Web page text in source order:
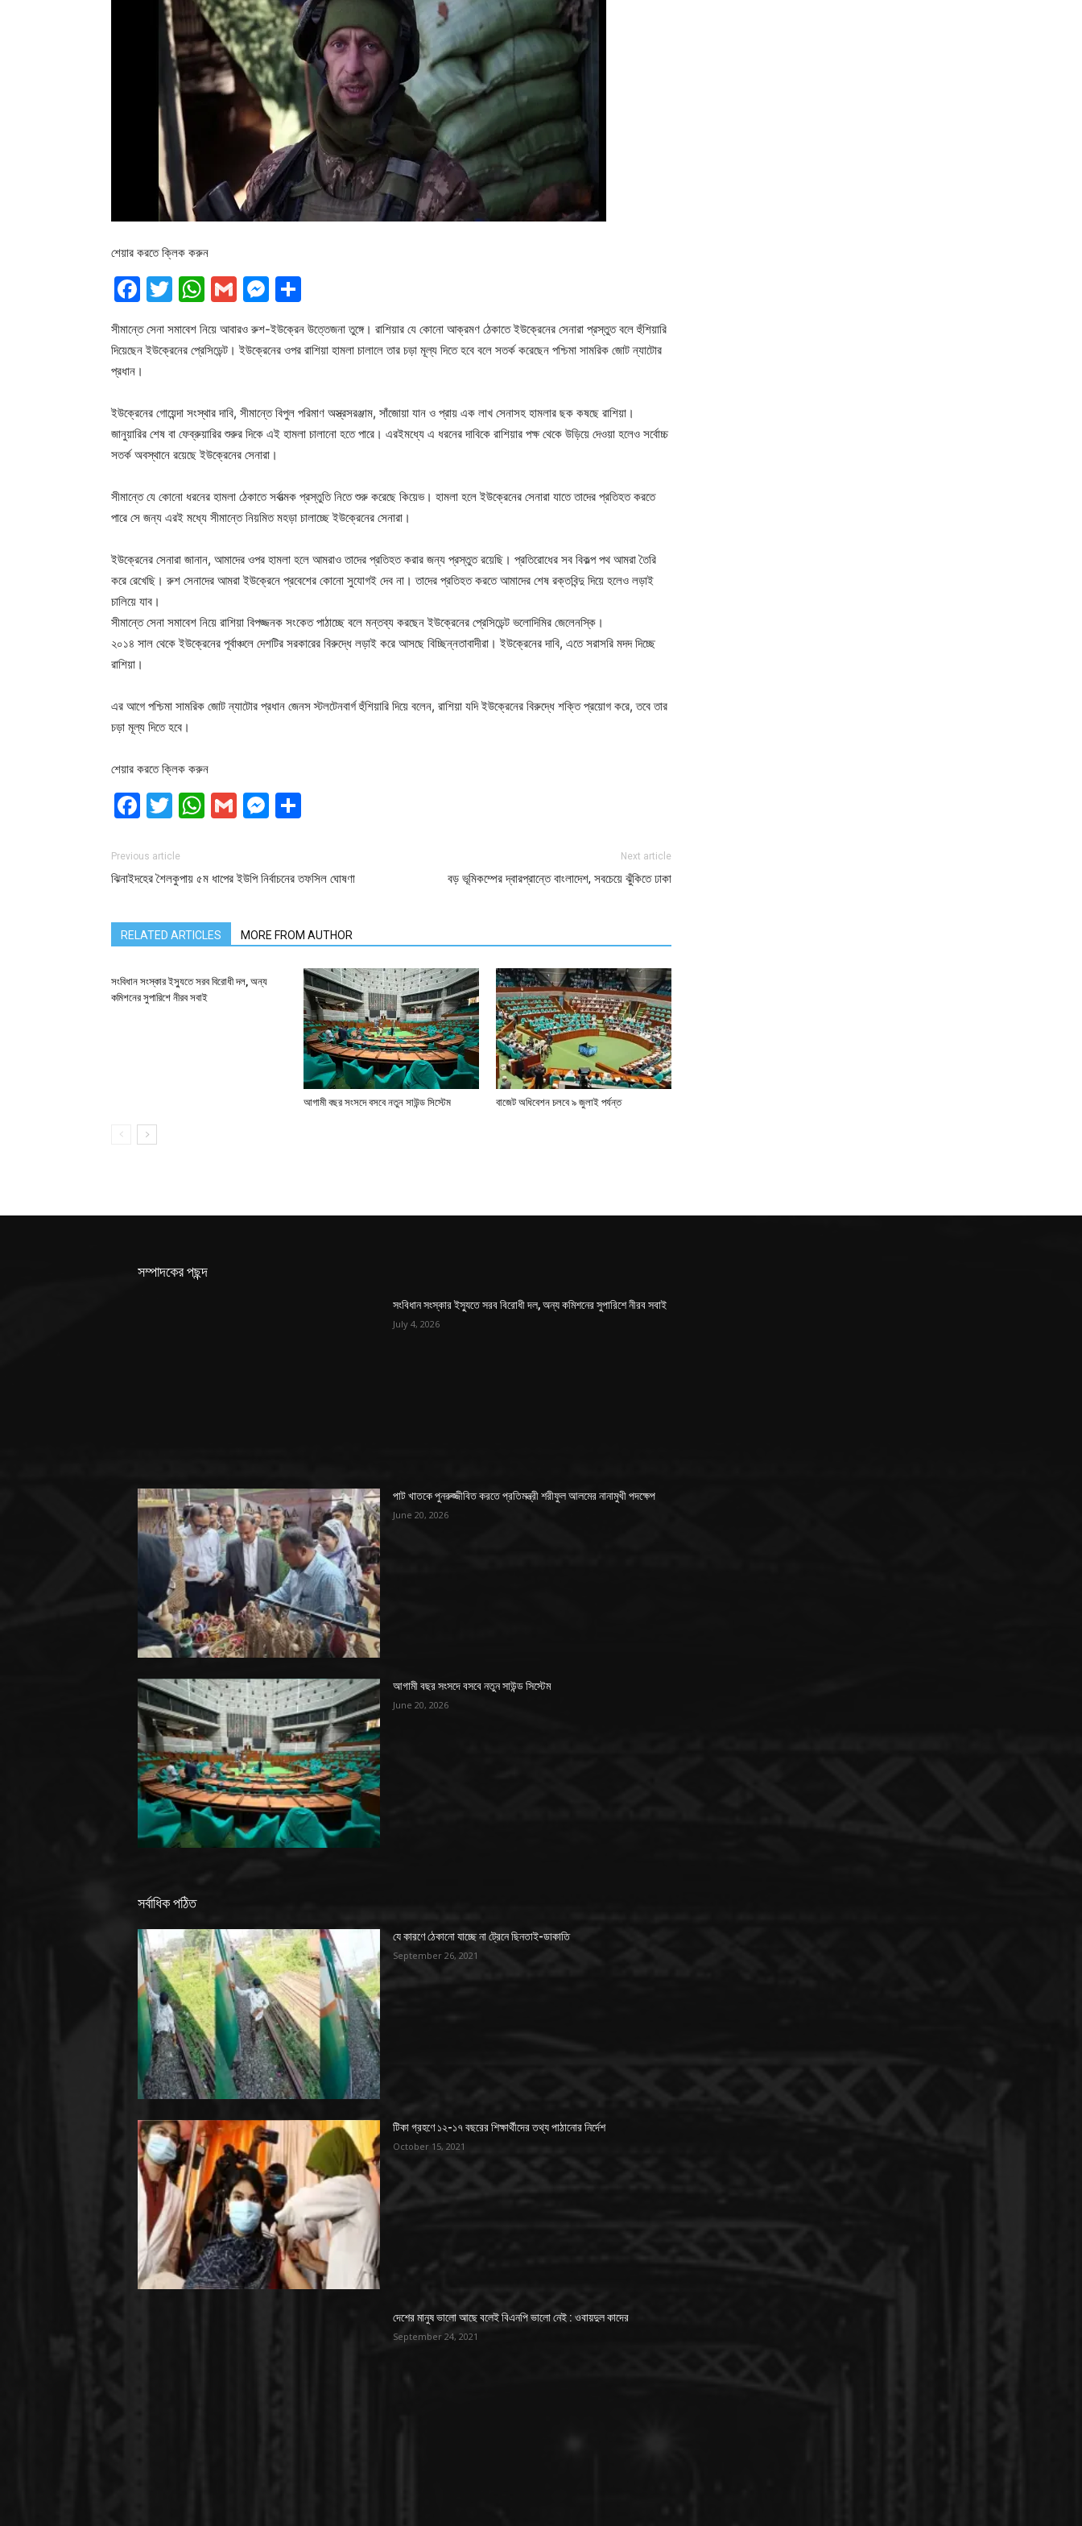
শেয়ার করতে ক্লিক করুন
Facebook
Twitter
WhatsApp
GmailMessenger
সীমান্তে সেনা সমাবেশ নিয়ে আবারও রুশ-ইউক্রেন উত্তেজনা তুঙ্গে। রাশিয়ার যে কোনো আক্রমণ ঠেকাতে ইউক্রেনের সেনারা প্রস্তুত বলে হুঁশিয়ারি
দিয়েছেন ইউক্রেনের প্রেসিডেন্ট। ইউক্রেনের ওপর রাশিয়া হামলা চালালে তার চড়া মূল্য দিতে হবে বলে সতর্ক করেছেন পশ্চিমা সামরিক জোট ন্যাটোর
প্রধান।
ইউক্রেনের গোয়েন্দা সংস্থার দাবি, সীমান্তে বিপুল পরিমাণ অস্ত্রসরঞ্জাম, সাঁজোয়া যান ও প্রায় এক লাখ সেনাসহ হামলার ছক কষছে রাশিয়া।
জানুয়ারির শেষ বা ফেব্রুয়ারির শুরুর দিকে এই হামলা চালানো হতে পারে। এরইমধ্যে এ ধরনের দাবিকে রাশিয়ার পক্ষ থেকে উড়িয়ে দেওয়া হলেও সর্বোচ্চ
সতর্ক অবস্থানে রয়েছে ইউক্রেনের সেনারা।
সীমান্তে যে কোনো ধরনের হামলা ঠেকাতে সর্বাত্মক প্রস্তুতি নিতে শুরু করেছে কিয়েভ। হামলা হলে ইউক্রেনের সেনারা যাতে তাদের প্রতিহত করতে
পারে সে জন্য এরই মধ্যে সীমান্তে নিয়মিত মহড়া চালাচ্ছে ইউক্রেনের সেনারা।
ইউক্রেনের সেনারা জানান, আমাদের ওপর হামলা হলে আমরাও তাদের প্রতিহত করার জন্য প্রস্তুত রয়েছি। প্রতিরোধের সব বিকল্প পথ আমরা তৈরি
করে রেখেছি। রুশ সেনাদের আমরা ইউক্রেনে প্রবেশের কোনো সুযোগই দেব না। তাদের প্রতিহত করতে আমাদের শেষ রক্তবিন্দু দিয়ে হলেও লড়াই
চালিয়ে যাব।
সীমান্তে সেনা সমাবেশ নিয়ে রাশিয়া বিপজ্জনক সংকেত পাঠাচ্ছে বলে মন্তব্য করছেন ইউক্রেনের প্রেসিডেন্ট ভলোদিমির জেলেনস্কি।
২০১৪ সাল থেকে ইউক্রেনের পূর্বাঞ্চলে দেশটির সরকারের বিরুদ্ধে লড়াই করে আসছে বিচ্ছিন্নতাবাদীরা। ইউক্রেনের দাবি, এতে সরাসরি মদদ দিচ্ছে
রাশিয়া।
এর আগে পশ্চিমা সামরিক জোট ন্যাটোর প্রধান জেনস স্টলটেনবার্গ হুঁশিয়ারি দিয়ে বলেন, রাশিয়া যদি ইউক্রেনের বিরুদ্ধে শক্তি প্রয়োগ করে, তবে তার
চড়া মূল্য দিতে হবে।
শেয়ার করতে ক্লিক করুন
Facebook
Twitter
WhatsApp
GmailMessenger
Previous article
ঝিনাইদহের শৈলকুপায় ৫ম ধাপের ইউপি নির্বাচনের তফসিল ঘোষণা
Next article
বড় ভূমিকম্পের দ্বারপ্রান্তে বাংলাদেশ, সবচেয়ে ঝুঁকিতে ঢাকা
RELATED ARTICLES MORE FROM AUTHOR
সংবিধান সংস্কার ইস্যুতে সরব বিরোধী দল, অন্য
কমিশনের সুপারিশে নীরব সবাই
আগামী বছর সংসদে বসবে নতুন সাউন্ড সিস্টেম বাজেট অধিবেশন চলবে ৯ জুলাই পর্যন্ত
সম্পাদকের পছন্দ
সংবিধান সংস্কার ইস্যুতে সরব বিরোধী দল, অন্য কমিশনের সুপারিশে নীরব সবাই
July 4, 2026
পাট খাতকে পুনরুজ্জীবিত করতে প্রতিমন্ত্রী শরীফুল আলমের নানামুখী পদক্ষেপ
June 20, 2026
আগামী বছর সংসদে বসবে নতুন সাউন্ড সিস্টেম
June 20, 2026
সর্বাধিক পঠিত
যে কারণে ঠেকানো যাচ্ছে না ট্রেনে ছিনতাই-ডাকাতি
September 26, 2021
টিকা গ্রহণে ১২-১৭ বছরের শিক্ষার্থীদের তথ্য পাঠানোর নির্দেশ
October 15, 2021
দেশের মানুষ ভালো আছে বলেই বিএনপি ভালো নেই : ওবায়দুল কাদের
September 24, 2021